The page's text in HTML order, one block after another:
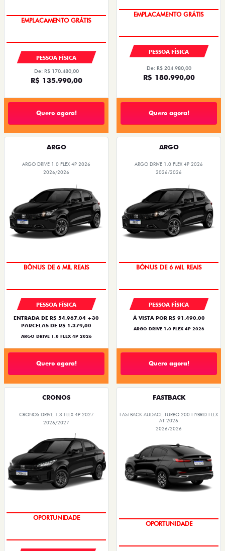
OPORTUNIDADE
PESSOA FÍSICA
De: R$ 170.480,00
R$ 135.990,00
Quero agora!
OPORTUNIDADE
PESSOA FÍSICA
De: R$ 204.980,00
R$ 180.990,00
Quero agora!
ARGO
ARGO DRIVE 1.0 FLEX 4P 2026
2026/2026
TAXA ZERO
PESSOA FÍSICA
ENTRADA DE R$ 54.967,04 +30
PARCELAS DE R$ 1.379,00
ARGO DRIVE 1.0 FLEX 4P 2026
Quero agora!
ARGO
ARGO DRIVE 1.0 FLEX 4P 2026
2026/2026
TAXA ZERO
PESSOA FÍSICA
À VISTA POR R$ 91.490,00
ARGO DRIVE 1.0 FLEX 4P 2026
Quero agora!
CRONOS
CRONOS DRIVE 1.3 FLEX 4P 2027
2026/2027
PREÇOS REDUZIDOS
FASTBACK
FASTBACK AUDACE TURBO 200 HYBRID FLEX
AT 2026
2026/2026
PREÇOS REDUZIDOS